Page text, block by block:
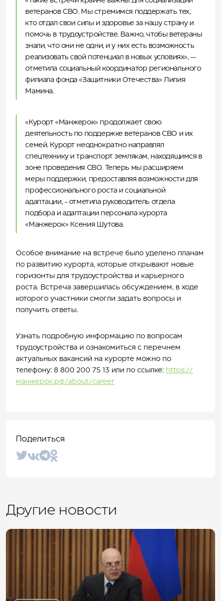
ветеранов СВО. Мы стремимся поддержать тех,
кто отдал свои силы и здоровье за нашу страну и
помочь в трудоустройстве. Важно, чтобы ветераны
знали, что они не одни, и у них есть возможность
реализовать свой потенциал в новых условиях», —
отметила социальный координатор регионального
филиала фонда «Защитники Отечества» Лилия
Мамина.
«Курорт «Манжерок» продолжает свою
деятельность по поддержке ветеранов СВО и их
семей. Курорт неоднократно направлял
спецтехнику и транспорт землякам, находящимся в
зоне проведения СВО. Теперь мы расширяем
меры поддержки, предоставляя возможности для
профессионального роста и социальной
адаптации, - отметила руководитель отдела
подбора и адаптации персонала курорта
«Манжерок» Ксения Шутова.
Особое внимание на встрече было уделено планам
по развитию курорта, которые открывают новые
горизонты для трудоустройства и карьерного
роста. Встреча завершилась обсуждением, в ходе
которого участники смогли задать вопросы и
получить ответы.
Узнать подробную информацию по вопросам
трудоустройства и ознакомиться с перечнем
актуальных вакансий на курорте можно по
телефону: 8 800 200 75 13 или по ссылке: https://
манжерок.рф/about/career
Поделиться
Другие новости